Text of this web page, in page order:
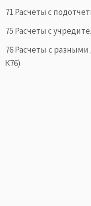
71 Расчеты с
75 Расчеты с
76 Расчеты с
К76)